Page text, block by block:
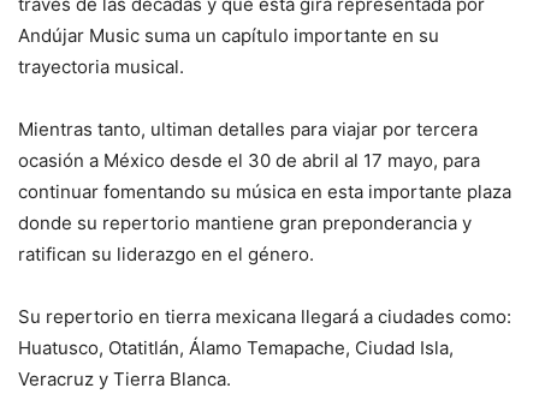
Andújar Music suma un capítulo importante en su
trayectoria musical.
Mientras tanto, ultiman detalles para viajar por tercera
ocasión a México desde el 30 de abril al 17 mayo, para
continuar fomentando su música en esta importante plaza
donde su repertorio mantiene gran preponderancia y
ratifican su liderazgo en el género.
Su repertorio en tierra mexicana llegará a ciudades como:
Huatusco, Otatitlán, Álamo Temapache, Ciudad Isla,
Veracruz y Tierra Blanca.